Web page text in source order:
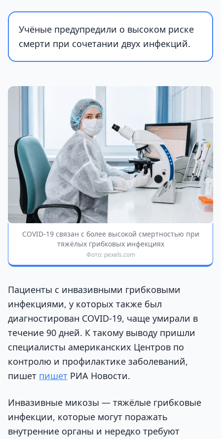
Учёные предупредили о высоком риске
смерти при сочетании двух инфекций.
COVID-19 связан с более высокой смертностью при
тяжёлых грибковых инфекциях
Фото: pexels.com
Пациенты с инвазивными грибковыми
инфекциями, у которых также был
диагностирован COVID-19, чаще умирали в
течение 90 дней. К такому выводу пришли
специалисты американских Центров по
контролю и профилактике заболеваний,
пишет пишет РИА Новости.
Инвазивные микозы — тяжёлые грибковые
инфекции, которые могут поражать
внутренние органы и нередко требуют